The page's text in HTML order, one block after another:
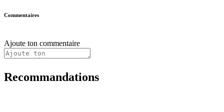
Commentaires
Ajoute ton commentaire
Recommandations